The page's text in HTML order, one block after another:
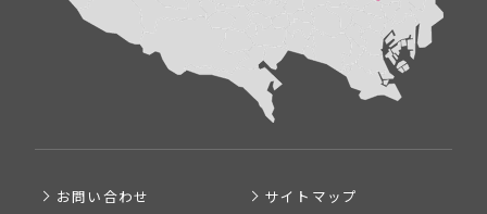
お問い合わせ サイトマップ